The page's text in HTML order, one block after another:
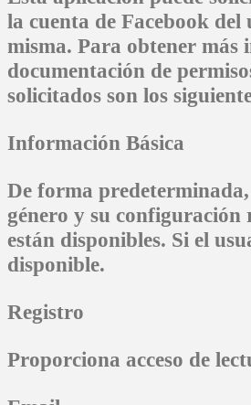
la cuenta de Facebook
misma. Para obtener más
documentación de
solicitados son los
Información Básica
De forma
género y su configuración
están disponibles. Si el
disponible.
Registro
Proporciona acceso de